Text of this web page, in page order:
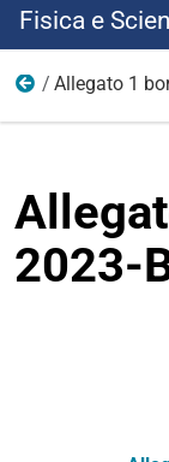
Fisica e
modulistica
Allegato 1
2023-